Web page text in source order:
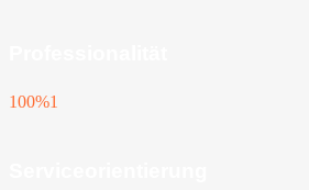
100%1